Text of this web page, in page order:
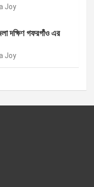
Joy
দক্ষিণ গফরগাঁও এর
Joy